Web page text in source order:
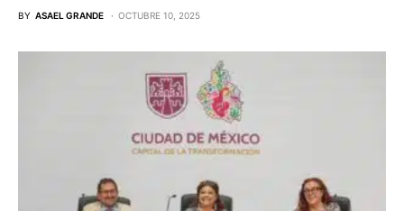
BY ASAEL GRANDE OCTUBRE 10, 2025